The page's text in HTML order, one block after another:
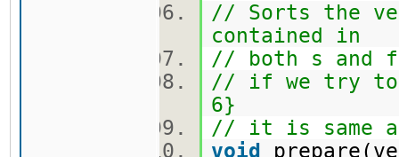
// Sorts the
contained in
// both s and f
// if we try
6}
// it is same
void